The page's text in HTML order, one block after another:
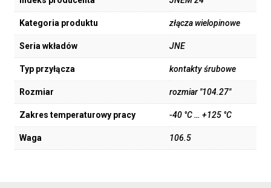
Kategoria produktu złącza wielopinowe
Seria wkładów JNE
Typ przyłącza kontakty śrubowe
Rozmiar rozmiar "104.27"
Zakres temperaturowy pracy -40 °C … +125 °C
Waga 106.5